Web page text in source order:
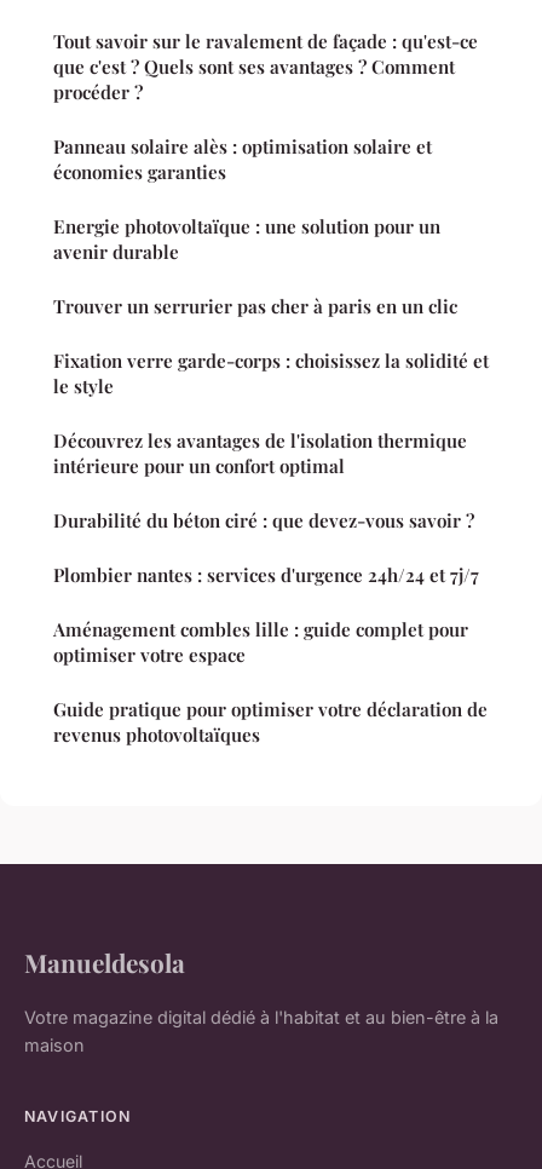
Tout savoir sur le ravalement de façade : qu'est-ce
que c'est ? Quels sont ses avantages ? Comment
procéder ?
Panneau solaire alès : optimisation solaire et
économies garanties
Energie photovoltaïque : une solution pour un
avenir durable
Trouver un serrurier pas cher à paris en un clic
Fixation verre garde-corps : choisissez la solidité et
le style
Découvrez les avantages de l'isolation thermique
intérieure pour un confort optimal
Durabilité du béton ciré : que devez-vous savoir ?
Plombier nantes : services d'urgence 24h/24 et 7j/7
Aménagement combles lille : guide complet pour
optimiser votre espace
Guide pratique pour optimiser votre déclaration de
revenus photovoltaïques
Manueldesola
Votre magazine digital dédié à l'habitat et au bien-être à la
maison
NAVIGATION
Accueil